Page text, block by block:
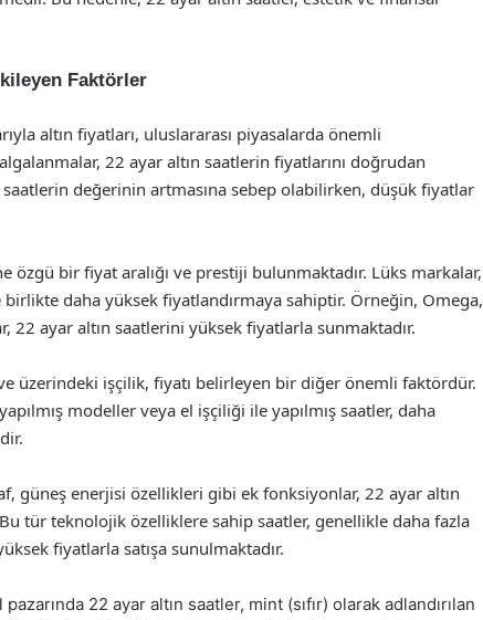
Faktörler
altın fiyatları, uluslararası piyasalarda önemli
22 ayar altın saatlerin fiyatlarını doğrudan
değerinin artmasına sebep olabilirken, düşük fiyatlar
özgü bir fiyat aralığı ve prestiji bulunmaktadır. Lüks markalar,
daha yüksek fiyatlandırmaya sahiptir. Örneğin, Omega,
22 ayar altın saatlerini yüksek fiyatlarla sunmaktadır.
ve üzerindeki işçilik, fiyatı belirleyen bir diğer önemli faktördür.
modeller veya el işçiliği ile yapılmış saatler, daha
güneş enerjisi özellikleri gibi ek fonksiyonlar, 22 ayar altın
tür teknolojik özelliklere sahip saatler, genellikle daha fazla
fiyatlarla satışa sunulmaktadır.
22 ayar altın saatler, mint (sıfır) olarak adlandırılan